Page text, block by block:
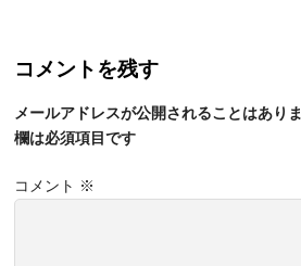
コメントを残す
メールアドレスが公開されることはありま
欄は必須項目です
コメント ※